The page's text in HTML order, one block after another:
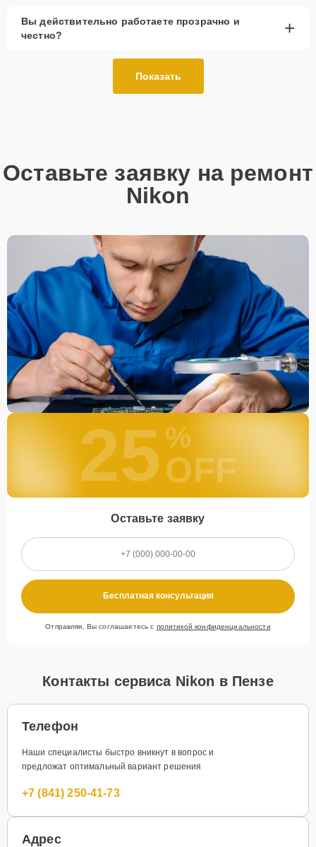
Вы действительно работаете прозрачно и
честно?
+
Показать
Оставьте заявку на ремонт
Nikon
25 %
OFF
Оставьте заявку
Бесплатная консультация
Отправляя, Вы соглашаетесь с политикой конфиденциальности
Контакты сервиса Nikon в Пензе
Телефон
Наши специалисты быстро вникнут в вопрос и
предложат оптимальный вариант решения
+7 (841) 250-41-73
Адрес